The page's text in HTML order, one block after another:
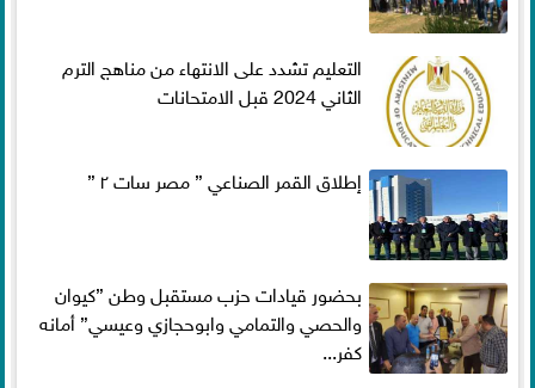
التعليم تشدد على الانتهاء من مناهج الترم
الثاني 2024 قبل الامتحانات
إطلاق القمر الصناعي ” مصر سات ٢ ”
بحضور قيادات حزب مستقبل وطن ”كيوان
والحصي والتمامي وابوحجازي وعيسي” أمانه
كفر...